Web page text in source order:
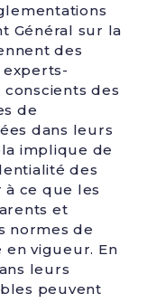
Général sur la
des
experts-
des
de
dans leurs
implique de
des
ce que les
et
normes de
vigueur. En
leurs
peuvent